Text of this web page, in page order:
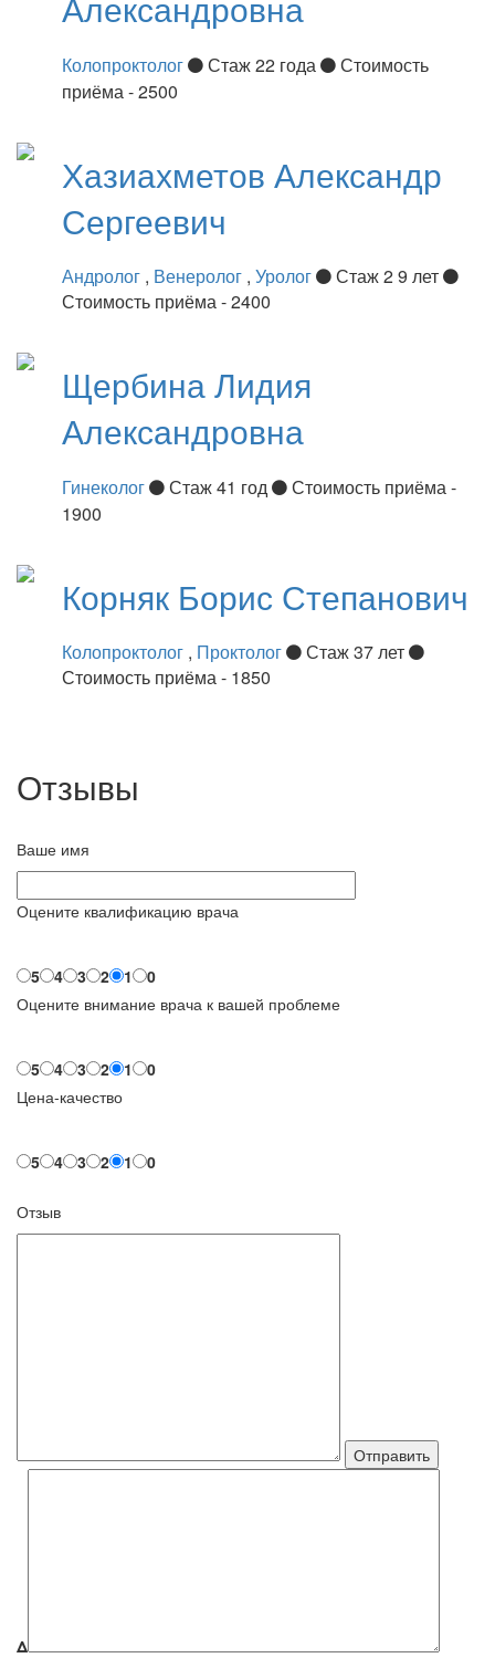
Колопроктолог Стаж 22 года
Стоимость
приёма - 2500
Хазиахметов Александр
Сергеевич
Андролог , Венеролог , Уролог
Стаж 2 9 лет
Стоимость приёма - 2400
ЩербинаЛидия
Александровна
Гинеколог Стаж 41 год
Стоимость приёма -
1900
Корняк Борис Степанович
Колопроктолог , Проктолог
Стаж 37 лет
Стоимость приёма - 1850
Отзывы
Ваше имя
Оцените квалификацию врача
5 4 3 2 1
0
Оцените внимание врача к вашей проблеме
5 4 3 2 1
0
Цена-качество
5 4 3 2 1 0
Отзыв
Δ